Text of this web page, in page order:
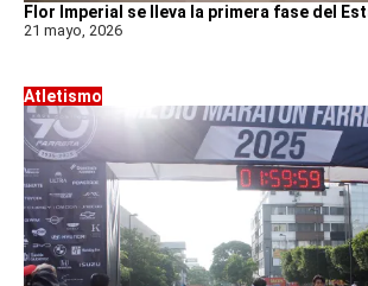
Flor Imperial se lleva la primera fase del
21 mayo, 2026
Atletismo